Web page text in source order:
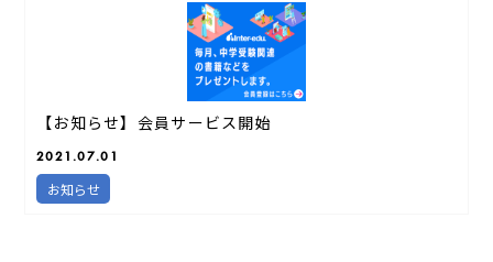
【お知らせ】会員サービス開始
2021.07.01
お知らせ